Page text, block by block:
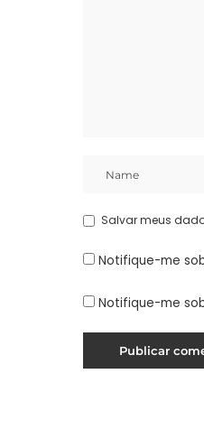
Salvar meus
Notifique-me
Notifique-me